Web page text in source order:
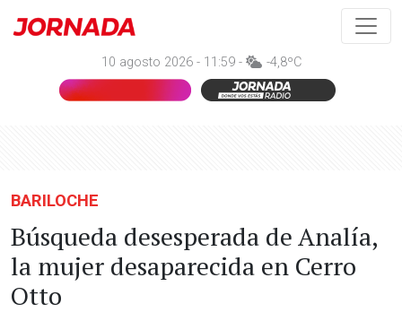
10 agosto 2026 - 11:59 - -4,8ºC
BARILOCHE
Búsqueda desesperada de Analía,
la mujer desaparecida en Cerro
Otto